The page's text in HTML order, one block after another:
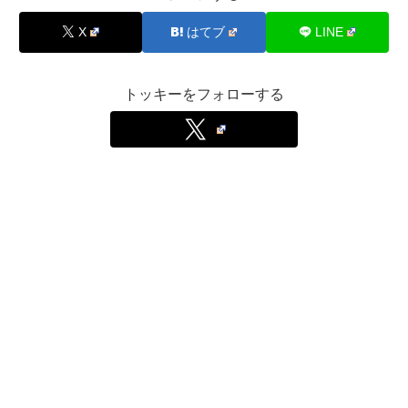
X はてブ LINE
トッキーをフォローする